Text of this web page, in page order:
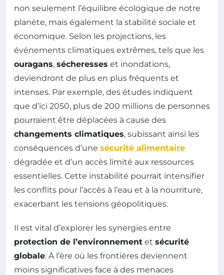
non seulement l’équilibre écologique de notre
planète, mais également la stabilité sociale et
économique. Selon les projections, les
événements climatiques extrêmes, tels que les
ouragans, sécheresses et inondations,
deviendront de plus en plus fréquents et
intenses. Par exemple, des études indiquent
que d’ici 2050, plus de 200 millions de personnes
pourraient être déplacées à cause des
changements climatiques, subissant ainsi les
conséquences d’une sécurité alimentaire
dégradée et d’un accès limité aux ressources
essentielles. Cette instabilité pourrait intensifier
les conflits pour l’accès à l’eau et à la nourriture,
exacerbant les tensions géopolitiques.
Il est vital d’explorer les synergies entre
protection de l’environnement et sécurité
globale. À l’ère où les frontières deviennent
moins significatives face à des menaces